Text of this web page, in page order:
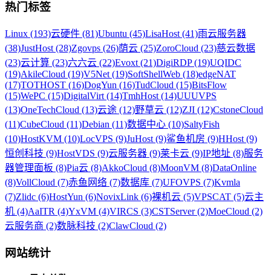
热门标签
Linux (193)云硬件 (81)Ubuntu (45)LisaHost (41)雨云服务器
(38)JustHost (28)Zgovps (26)荫云 (25)ZoroCloud (23)慈云数据
(23)云计算 (23)六六云 (22)Evoxt (21)DigiRDP (19)UQIDC
(19)AkileCloud (19)V5Net (19)SoftShellWeb (18)edgeNAT
(17)TOTHOST (16)DogYun (16)TudCloud (15)BitsFlow
(15)WePC (15)DigitalVirt (14)TmhHost (14)UUUVPS
(13)OneTechCloud (13)云途 (12)野草云 (12)ZJI (12)CstoneCloud
(11)CubeCloud (11)Debian (11)数据中心 (10)SaltyFish
(10)HostKVM (10)LocVPS (9)JuHost (9)鲨鱼机房 (9)HHost (9)
恒创科技 (9)HostVDS (9)云服务器 (9)莱卡云 (9)IP地址 (8)服务
器管理面板 (8)Pia云 (8)AkkoCloud (8)MoonVM (8)DataOnline
(8)VollCloud (7)赤鱼网络 (7)数据库 (7)UFOVPS (7)Kvmla
(7)Zlidc (6)HostYun (6)NovixLink (6)裸机云 (5)VPSCAT (5)云主
机 (4)AaITR (4)YxVM (4)VIRCS (3)CSTServer (2)MoeCloud (2)
云服务商 (2)数脉科技 (2)ClawCloud (2)
网站统计